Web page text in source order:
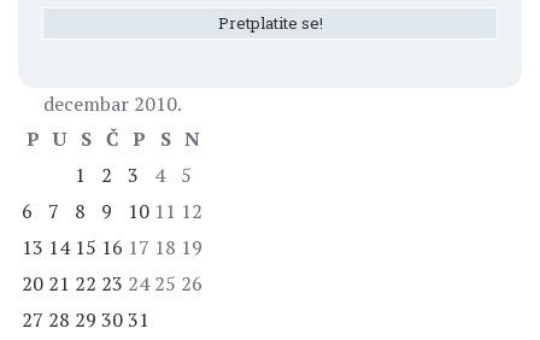
decembar 2010.
P U S Č P S N
1
2 3 4
5
6
7 8 9 10 11 12
13 14 15 16 17 18 19
20 21 22 23 24 25 26
27 28 29 3031